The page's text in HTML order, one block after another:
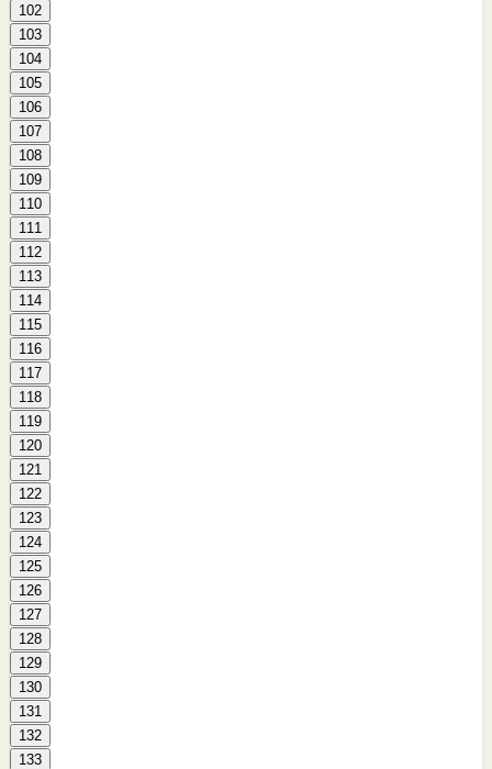
102
103
104
105
106
107
108
109
110
111
112
113
114
115
116
117
118
119
120
121
122
123
124
125
126
127
128
129
130
131
132
133